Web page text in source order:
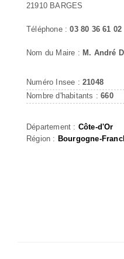
21910 BARGES
Téléphone :03 80 36 61 02
Nom du Maire : M. André
Numéro Insee : 21048
Nombre d'habitants :660
Département : Côte-d'Or
Région : Bourgogne-